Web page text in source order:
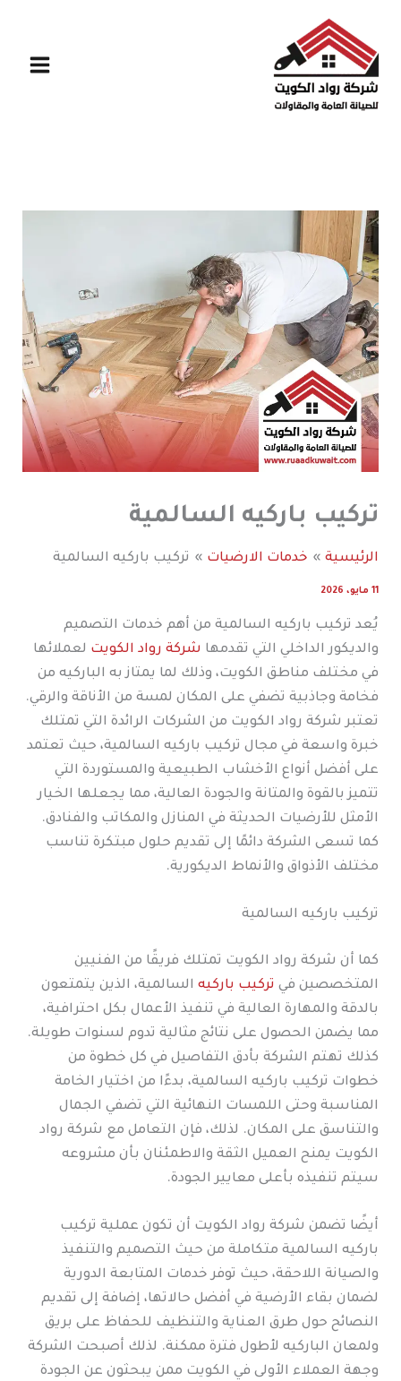
المحتوى
تركيب باركيه السالمية
الرئيسية خدمات الارضيات تركيب باركيه السالمية
11 مايو، 2026
يُعد تركيب باركيه السالمية من أهم خدمات التصميم
والديكور الداخلي التي تقدمها شركة رواد الكويت لعملائها
في مختلف مناطق الكويت، وذلك لما يمتاز به الباركيه من
فخامة وجاذبية تضفي على المكان لمسة من الأناقة والرقي.
تعتبر شركة رواد الكويت من الشركات الرائدة التي تمتلك
خبرة واسعة في مجال تركيب باركيه السالمية، حيث تعتمد
على أفضل أنواع الأخشاب الطبيعية والمستوردة التي
تتميز بالقوة والمتانة والجودة العالية، مما يجعلها الخيار
الأمثل للأرضيات الحديثة في المنازل والمكاتب والفنادق.
كما تسعى الشركة دائمًا إلى تقديم حلول مبتكرة تناسب
مختلف الأذواق والأنماط الديكورية.
تركيب باركيه السالمية
كما أن شركة رواد الكويت تمتلك فريقًا من الفنيين
المتخصصين في تركيب باركيه السالمية، الذين يتمتعون
بالدقة والمهارة العالية في تنفيذ الأعمال بكل احترافية،
مما يضمن الحصول على نتائج مثالية تدوم لسنوات طويلة.
كذلك تهتم الشركة بأدق التفاصيل في كل خطوة من
خطوات تركيب باركيه السالمية، بدءًا من اختيار الخامة
المناسبة وحتى اللمسات النهائية التي تضفي الجمال
والتناسق على المكان. لذلك، فإن التعامل مع شركة رواد
الكويت يمنح العميل الثقة والاطمئنان بأن مشروعه
سيتم تنفيذه بأعلى معايير الجودة.
أيضًا تضمن شركة رواد الكويت أن تكون عملية تركيب
باركيه السالمية متكاملة من حيث التصميم والتنفيذ
والصيانة اللاحقة، حيث توفر خدمات المتابعة الدورية
لضمان بقاء الأرضية في أفضل حالاتها، إضافة إلى تقديم
النصائح حول طرق العناية والتنظيف للحفاظ على بريق
ولمعان الباركيه لأطول فترة ممكنة. لذلك أصبحت الشركة
وجهة العملاء الأولى في الكويت ممن يبحثون عن الجودة